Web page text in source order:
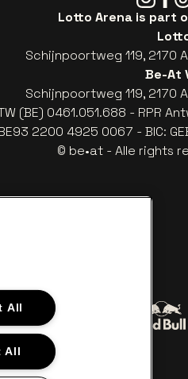
Lotto Arena is part
Schijnpoortweg 119, 2170
Be-At
Schijnpoortweg 119, 2170
(BE) 0461.051.688 - RPR
2200 4925 0067 - BIC:
© be•at - Alle rights
website of Coca-Cola
All
All